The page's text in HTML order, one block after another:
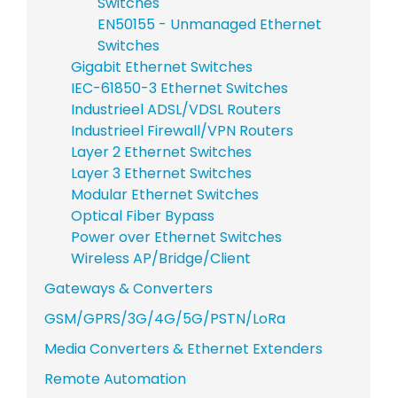
EN50155 - Unmanaged Ethernet
Switches
Gigabit Ethernet Switches
IEC-61850-3 Ethernet Switches
Industrieel ADSL/VDSL Routers
Industrieel Firewall/VPN Routers
Layer 2 Ethernet Switches
Layer 3 Ethernet Switches
Modular Ethernet Switches
Optical Fiber Bypass
Power over Ethernet Switches
Wireless AP/Bridge/Client
Gateways & Converters
GSM/GPRS/3G/4G/5G/PSTN/LoRa
Media Converters & Ethernet Extenders
Remote Automation